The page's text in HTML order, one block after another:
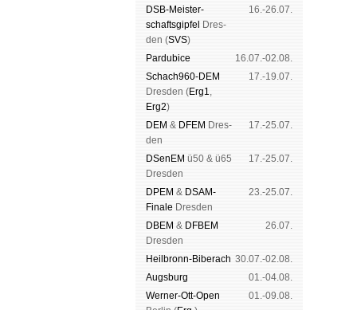
DSB-Meister­
schafts­gipfel
Dres­
den (SVS)
16.-26.07.
Pardu­bice
16.07.-02.08.
Schach960-DEM
Dres­den (Erg1,
Erg2)
17.-19.07.
DEM & DFEM Dres­
den
17.-25.07.
DSenEM ü50 & ü65
Dres­den
17.-25.07.
DPEM & DSAM-
Finale Dres­den
23.-25.07.
DBEM & DFBEM
Dres­den
26.07.
Heil­bronn-Bi­ber­ach 30.07.-02.08.
Augs­burg
01.-04.08.
Werner-Ott-Open
01.-09.08.